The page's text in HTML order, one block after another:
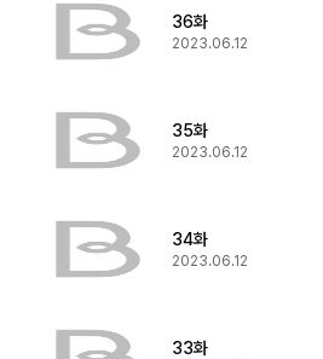
36화
2023.06.12
35화
2023.06.12
34화
2023.06.12
33화